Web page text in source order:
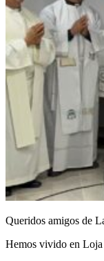
Queridos amigos de
Hemos vivido en Loja